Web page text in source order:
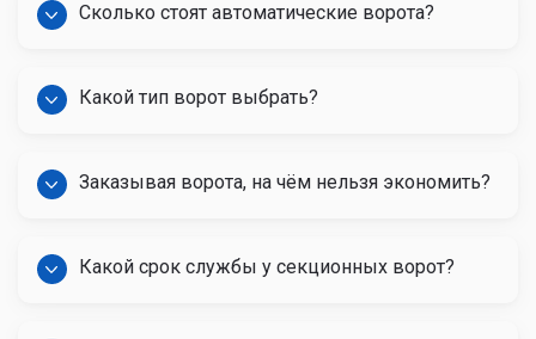
Сколько стоят автоматические ворота?
Какой тип ворот выбрать?
Заказывая ворота, на чём нельзя экономить?
Какой срок службы у секционных ворот?